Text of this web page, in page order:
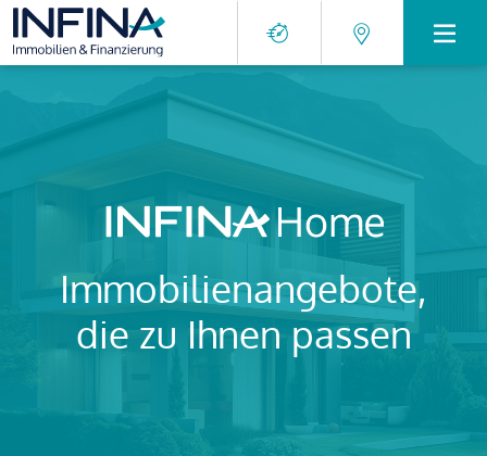
Immobilienangebote,
die zu Ihnen passen